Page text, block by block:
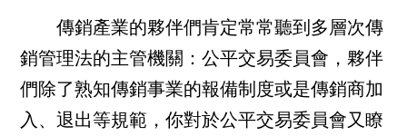
傳銷產業的夥伴們肯定常常聽到多層次傳
銷管理法的主管機關：公平交易委員會，夥伴
們除了熟知傳銷事業的報備制度或是傳銷商加
入、退出等規範，你對於公平交易委員會又瞭